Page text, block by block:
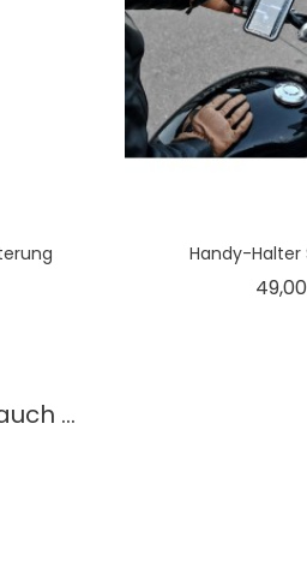
Handy-Halter
...